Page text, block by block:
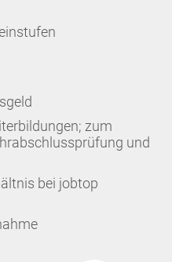
zum
und
bei jobtop